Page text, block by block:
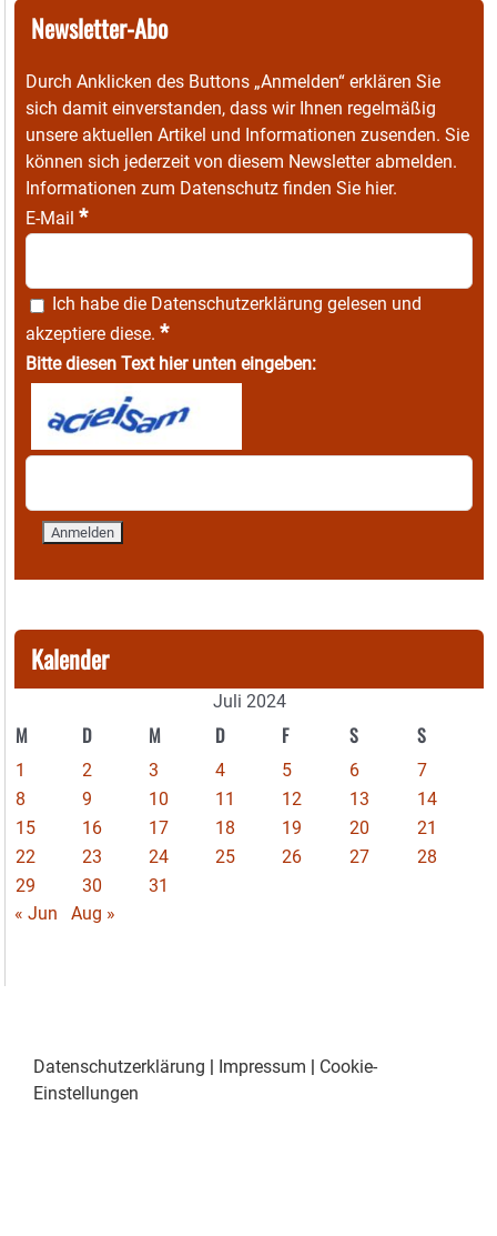
Newsletter-Abo
Durch Anklicken des Buttons „Anmelden“ erklären Sie
sich damit einverstanden, dass wir Ihnen regelmäßig
unsere aktuellen Artikel und Informationen zusenden. Sie
können sich jederzeit von diesem Newsletter abmelden.
Informationen zum Datenschutz finden Sie hier.
E-Mail *
Ich habe die Datenschutzerklärung gelesen und
akzeptiere diese. *
Bitte diesen Text hier unten eingeben:
Kalender
Juli 2024
M D M D F S S
1 2 3 4 5 6
7
8
9 10 11 12 13
14
15
16 17 18 19 20
21
22
23 24 25 26 27
28
29
30
31
« Jun
Aug »
Datenschutzerklärung Impressum
Cookie-
Einstellungen